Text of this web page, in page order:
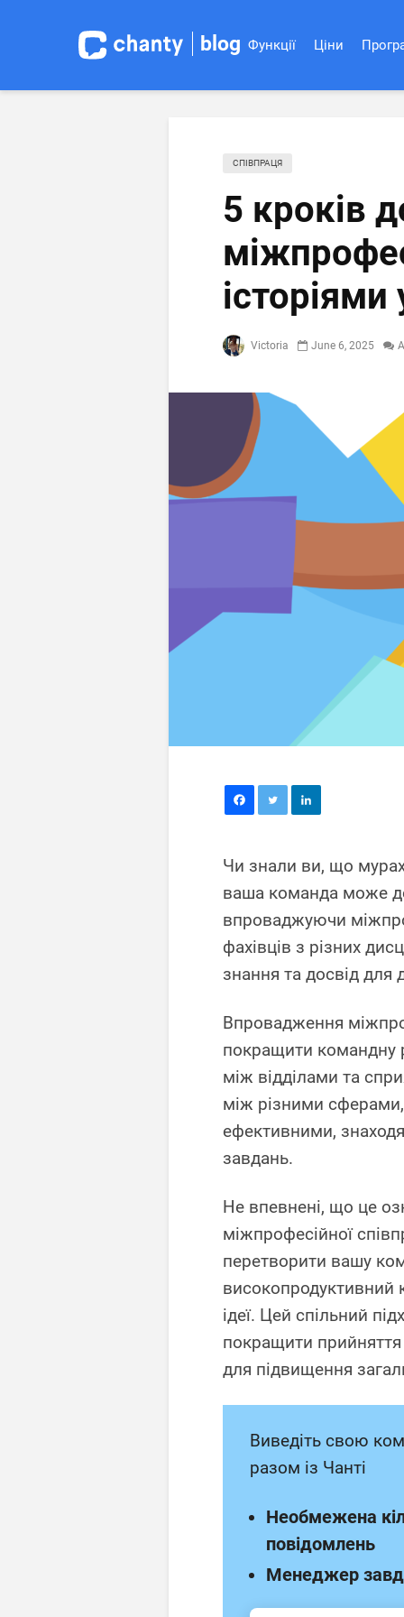
blog Функції Ціни
СПІВПРАЦЯ
5 кроків
історіями
Victoria June 6, 2025
Чи знали ви, що
ваша команда може
впроваджуючи
фахівців з різних
знання та досвід для
Впровадження
покращити командну
між відділами та
між різними
ефективними,
завдань.
Не впевнені, що це
міжпрофесійної
перетворити вашу
високопродуктивний
ідеї. Цей спільний
покращити
для підвищення
Виведіть свою
разом із Чанті
Необмежена
повідомлень
Менеджер